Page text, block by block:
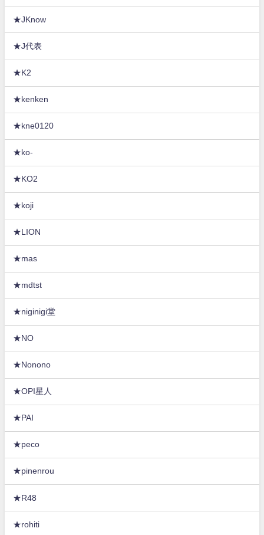
★JKnow
★J代表
★K2
★kenken
★kne0120
★ko-
★KO2
★koji
★LION
★mas
★mdtst
★niginigi堂
★NO
★Nonono
★OPI星人
★PAI
★peco
★pinenrou
★R48
★rohiti